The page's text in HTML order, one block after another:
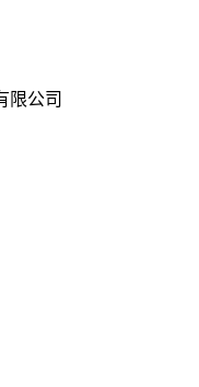
限公司